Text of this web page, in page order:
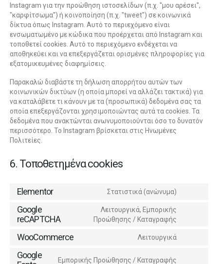
Instagram για την προώθηση ιστοσελίδων (π.χ. "μου αρέσει",
"καρφίτσωμα") ή κοινοποίηση (π.χ. "tweet") σε κοινωνικά
δίκτυα όπως Instagram. Αυτό το περιεχόμενο είναι
ενσωματωμένο με κώδικα που προέρχεται από Instagram και
τοποθετεί cookies. Αυτό το περιεχόμενο ενδέχεται να
αποθηκεύει και να επεξεργάζεται ορισμένες πληροφορίες για
εξατομικευμένες διαφημίσεις.
Παρακαλώ διαβάστε τη δήλωση απορρήτου αυτών των
κοινωνικών δικτύων (η οποία μπορεί να αλλάζει τακτικά) για
να καταλάβετε τι κάνουν με τα (προσωπικά) δεδομένα σας τα
οποία επεξεργάζονται χρησιμοποιώντας αυτά τα cookies. Τα
δεδομένα που ανακτώνται ανωνυμοποιούνται όσο το δυνατόν
περισσότερο. Το Instagram βρίσκεται στις Ηνωμένες
Πολιτείες.
6. Τοποθετημένα cookies
Elementor Στατιστικά (ανώνυμα)
Google
reCAPTCHA
Λειτουργικά, Εμπορικής
Προώθησης / Καταγραφής
WooCommerce Λειτουργικά
Google
Εμπορικής Προώθησης / Καταγραφής